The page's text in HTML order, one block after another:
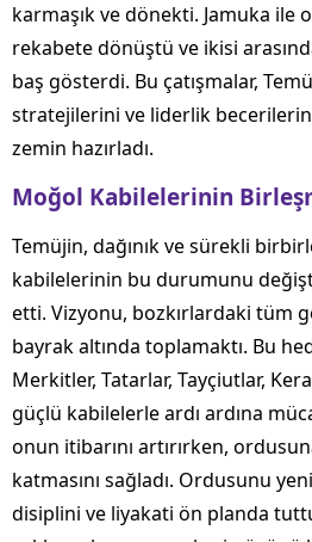
karmaşık ve dönekti. Jamuka ile
rekabete dönüştü ve ikisi
baş gösterdi. Bu çatışmalar,
stratejilerini ve liderlik
zemin hazırladı.
Moğol Kabilelerinin
Temüjin, dağınık ve sürekli
kabilelerinin bu durumunu
etti. Vizyonu, bozkırlardaki tüm
bayrak altında toplamaktı. Bu
Merkitler, Tatarlar, Tayçiutlar,
güçlü kabilelerle ardı ardına
onun itibarını artırırken,
katmasını sağladı. Ordusunu
disiplini ve liyakati ön planda